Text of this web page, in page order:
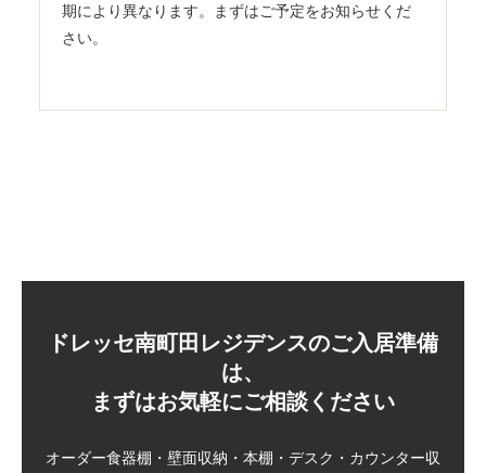
期により異なります。まずはご予定をお知らせくだ
さい。
ドレッセ南町田レジデンスのご入居準備
は、
まずはお気軽にご相談ください
オーダー食器棚・壁面収納・本棚・デスク・カウンター収